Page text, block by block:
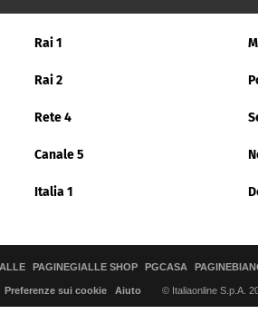
Rai 1
Rai 2
Rete 4
Canale 5
Italia 1
PAGINEGIALLE SHOP PGCASA
Preferenze sui cookie Aiuto © Italiaonline S.p.A.